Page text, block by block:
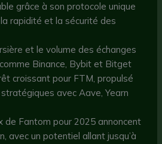
grâce à son protocole unique
rapidité et la sécurité des
et le volume des échanges
Binance, Bybit et Bitget
croissant pour FTM, propulsé
avec Aave, Yearn
de Fantom pour 2025 annoncent
avec un potentiel allant jusqu’à